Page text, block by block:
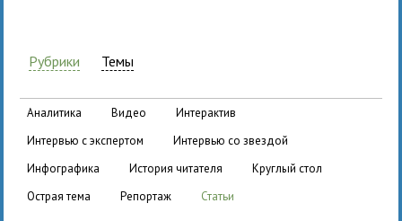
Рубрики Темы
аналитика видео
интерактив
интервью с экспертом
интервью со звездой
инфографика
история читателя
круглый стол
острая тема
репортаж статьи